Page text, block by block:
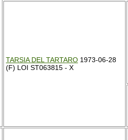
TARSIA DEL TARTARO 1973-06-28
(F) LOI ST063815 - X